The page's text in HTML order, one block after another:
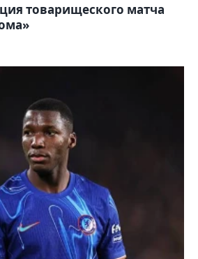
товарищеского матча